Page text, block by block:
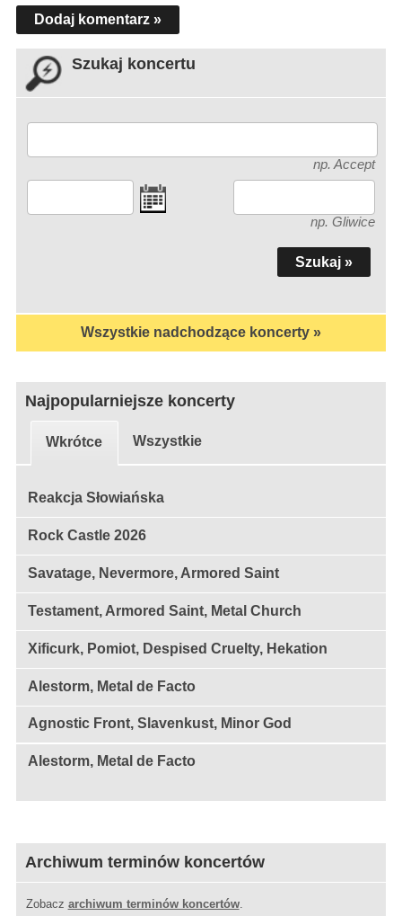
Dodaj komentarz »
Szukaj koncertu
np. Accept
np. Gliwice
Wszystkie nadchodzące koncerty »
Najpopularniejsze koncerty
Wkrótce Wszystkie
Reakcja Słowiańska
Rock Castle 2026
Savatage, Nevermore, Armored Saint
Testament, Armored Saint, Metal Church
Xificurk, Pomiot, Despised Cruelty, Hekation
Alestorm, Metal de Facto
Agnostic Front, Slavenkust, Minor God
Alestorm, Metal de Facto
Archiwum terminów koncertów
Zobacz archiwum terminów koncertów.